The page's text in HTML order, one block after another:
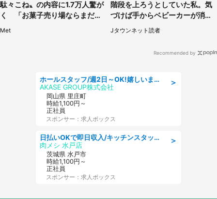
駄々こね〟の内容に1.7万人驚が
く 「お菓子売り場ならまだし
も...」「ハードル高い」
Met
階段を上ろうとしていた私。気
づけば手からベビーカーが消え
ていて（神奈川県・60代女性）
Jタウンネット読者
Recommended by
＞
ホールスタッフ/週2日～OK!嬉しいまかない付き/岡山県/浅口郡里庄町
AKASE GROUP株式会社
岡山県 里庄町
時給1,100円～
正社員
スポンサー：求人ボックス
＞
日払いOKで即日収入/キッチンスタッフ/デリバリー業務など、自己成長可能な幅広い仕事に挑戦!髪型自由&ピアス・ネイルOK/茨城県/水戸市
肉メシ 水戸店
茨城県 水戸市
時給1,100円～
正社員
スポンサー：求人ボックス